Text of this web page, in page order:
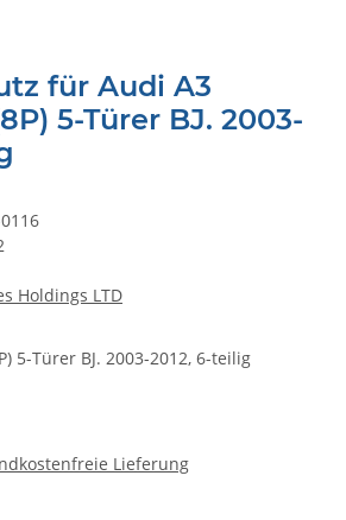
für Audi A3
5-Türer BJ. 2003-
Holdings LTD
5-Türer BJ. 2003-2012, 6-teilig
Lieferung